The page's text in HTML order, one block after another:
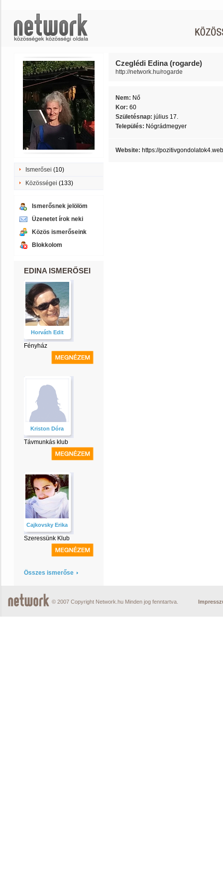
Ismerősei (10)
Közösségei (133)
Ismerősnek jelölöm
Üzenetet írok neki
Közös ismerőseink
Blokkolom
EDINA ISMERŐSEI
Horváth Edit
Fényház
Kriston Dóra
Távmunkás klub
Cajkovsky Erika
Szeressünk Klub
Összes ismerőse
Czeglédi Edina (rogarde)
http://network.hu/rogarde
Nem: Nő
Kor: 60
Születésnap: július 17.
Település: Nógrádmegyer
Website: https://
© 2007 Copyright Network.hu Minden jog fenntartva.